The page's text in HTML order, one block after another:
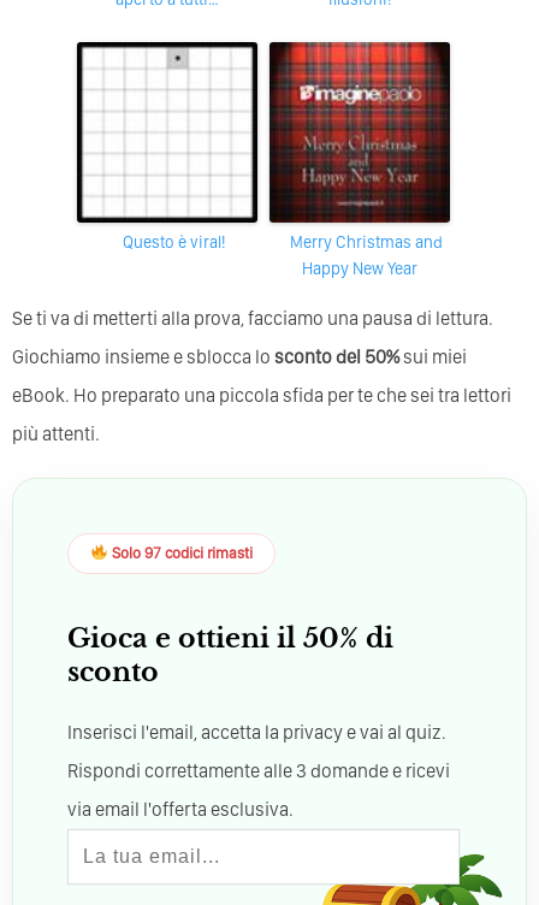
Questo è viral!
Merry Christmas and
Happy New Year
Se ti va di metterti alla prova, facciamo una pausa di lettura.
Giochiamo insieme e sblocca lo sconto del 50%sui miei
eBook. Ho preparato una piccola sfida per te che sei tra lettori
più attenti.
Solo 97 codici rimasti
Gioca e ottieni il 50% di
sconto
Inserisci l'email, accetta la privacy e vai al quiz.
Rispondi correttamente alle 3 domande e ricevi
via email l'offerta esclusiva.